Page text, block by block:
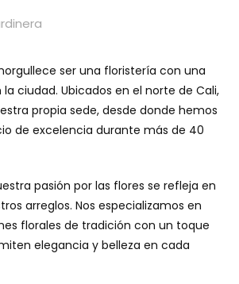
ser una floristería con una
ciudad. Ubicados en el norte de Cali,
propia sede, desde donde hemos
de excelencia durante más de 40
pasión por las flores se refleja en
arreglos. Nos especializamos en
florales de tradición con un toque
elegancia y belleza en cada